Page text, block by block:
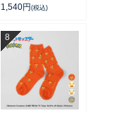
バーソックス レディ
1,540円(税込)